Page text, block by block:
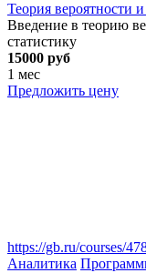
Теория вероятности
Введение в теорию
статистику
15000 руб
1 мес
Предложить цену
https://gb.ru/courses/
Аналитика